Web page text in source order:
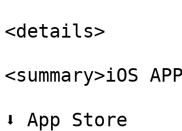
<details>
<summary>iOS
⬇️ App Store